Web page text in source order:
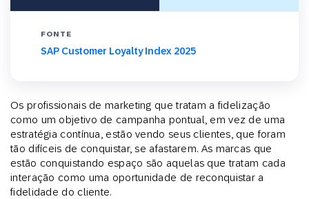
FONTE
SAP Customer Loyalty Index 2025
Os profissionais de marketing que tratam a fidelização
como um objetivo de campanha pontual, em vez de uma
estratégia contínua, estão vendo seus clientes, que foram
tão difíceis de conquistar, se afastarem. As marcas que
estão conquistando espaço são aquelas que tratam cada
interação como uma oportunidade de reconquistar a
fidelidade do cliente.